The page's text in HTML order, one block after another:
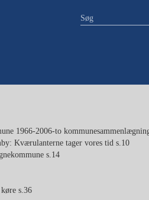
1966-2006-to
Kværulanterne tager vores tid s.10
s.14
s.36